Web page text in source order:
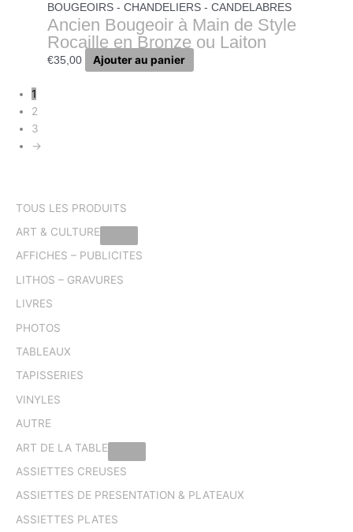
BOUGEOIRS - CHANDELIERS - CANDELABRES
Ancien Bougeoir à Main de Style
Rocaille en Bronze ou Laiton
€35,00 Ajouter au panier
1
2
3
→
TOUS LES PRODUITS
ART & CULTURE
AFFICHES – PUBLICITES
LITHOS – GRAVURES
LIVRES
PHOTOS
TABLEAUX
TAPISSERIES
VINYLES
AUTRE
ART DE LA TABLE
ASSIETTES CREUSES
ASSIETTES DE PRESENTATION & PLATEAUX
ASSIETTES PLATES